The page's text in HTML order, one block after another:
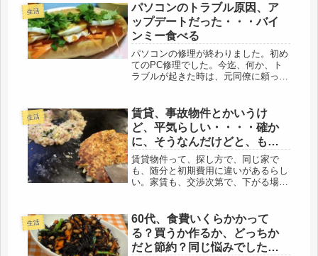
生活
パソコンのトラブル原因、ア
ップデートだった・・・バイ
ンミー食べる
パソコンの修理が終わりました。初め
てのPC修理でした。今迄、何か、ト
ラブルが起きた時は、元同僚に頼って
り分けしてもらい、PC修理に出すよ
うにとの指示。修理代金が高額すぎる
な...
生活
賃貸、事故物件とかいうけ
ど、平気らしい・・・・確か
に、そうなんだけどと、もん
じゃ焼きながら話ました。
賃貸物件って、探し方で、同じ家で
も、随分と初期費用に違いがあるらし
い。家賃も、交渉次第で、下がる場合
という事だ。帰宅途中、娘にメール、
「帰宅時間は？」どうやら、同じ時間
に帰...
生活
60代、食費いくらかかって
る？買うか作るか、どっちか
だと節約？同じ悩みでした